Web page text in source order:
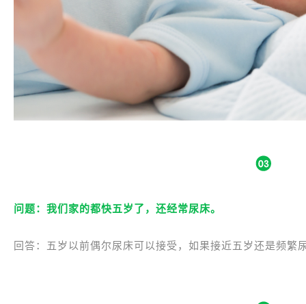
问题：我们家的都快五岁了，还经常尿床。
回答：五岁以前偶尔尿床可以接受，如果接近五岁还是频繁